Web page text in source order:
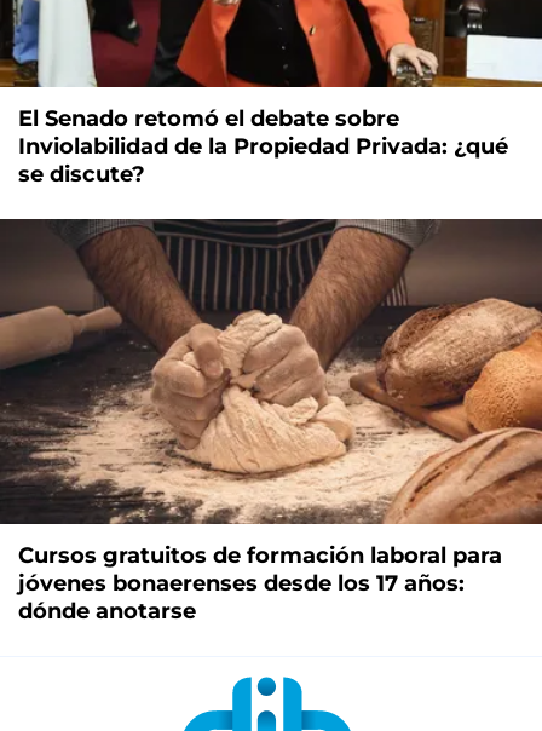
El Senado retomó el debate sobre
Inviolabilidad de la Propiedad Privada: ¿qué
se discute?
Cursos gratuitos de formación laboral para
jóvenes bonaerenses desde los 17 años:
dónde anotarse